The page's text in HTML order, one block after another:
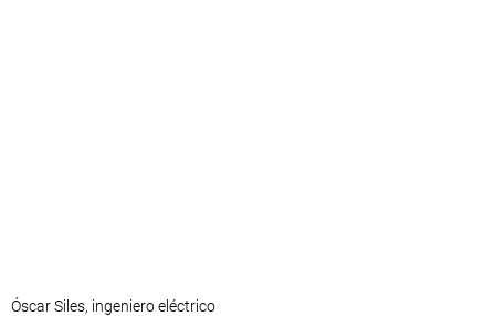
Óscar Siles, ingeniero eléctrico